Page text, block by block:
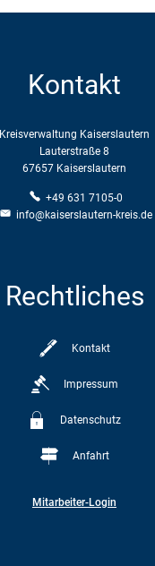
Kontakt
Kreisverwaltung Kaiserslautern
Lauterstraße 8
67657 Kaiserslautern
+49 631 7105-0
info@kaiserslautern-kreis.de
Rechtliches
Kontakt
Impressum
Datenschutz
Anfahrt
Mitarbeiter-Login